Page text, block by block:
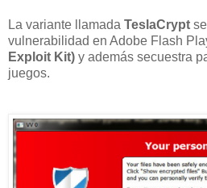
La variante llamada TeslaCrypt
vulnerabilidad en Adobe Flash
Exploit Kit) y además secuestra
juegos.